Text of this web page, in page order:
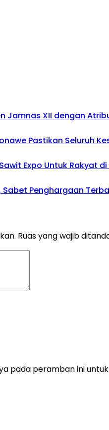
Jamnas XII dengan
Pastikan Seluruh
Expo Untuk Rakyat
Penghargaan
Ruas yang wajib
pada peramban ini